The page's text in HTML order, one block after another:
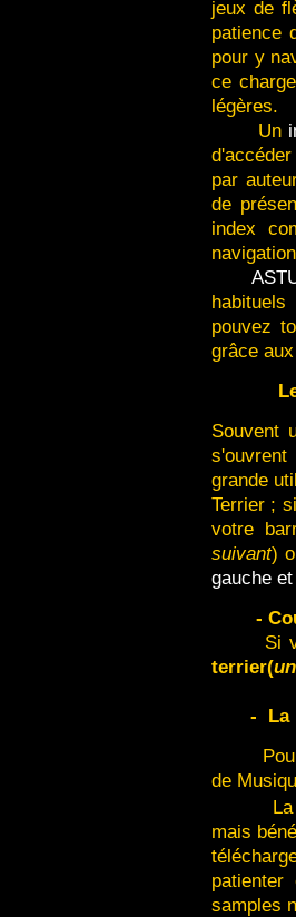
jeux de
patience
pour y
ce
légères.
Un
par
de
index
habituels
pouvez
grâce aux
Les
Souvent
grande
Terrier ;
votre
suivant)
gauche
-
Si
terrier(
- La
de
mais
samples